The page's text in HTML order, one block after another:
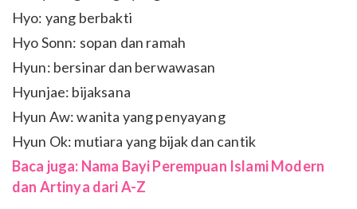
Hyo: yang berbakti
Hyo Sonn: sopan dan ramah
Hyun: bersinar dan berwawasan
Hyunjae: bijaksana
Hyun Aw: wanita yang penyayang
Hyun Ok: mutiara yang bijak dan cantik
Baca juga: Nama Bayi Perempuan Islami Modern
dan Artinya dari A-Z